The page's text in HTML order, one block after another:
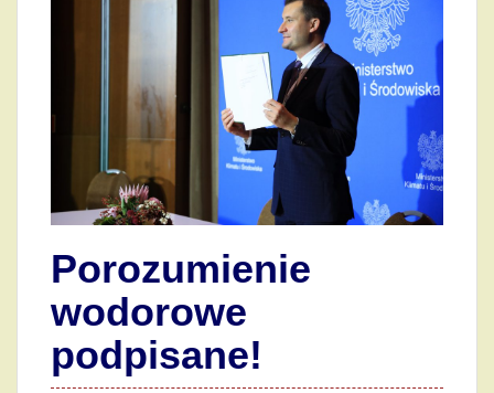
Porozumienie
wodorowe
podpisane!